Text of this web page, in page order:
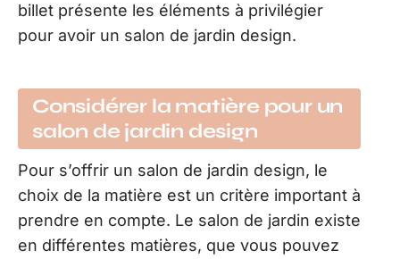
billet présente les éléments à privilégier
pour avoir un salon de jardin design.
Considérer la matière pour un
salon de jardin design
Pour s’offrir un salon de jardin design, le
choix de la matière est un critère important à
prendre en compte. Le salon de jardin existe
en différentes matières, que vous pouvez